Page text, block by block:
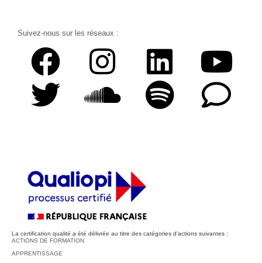
Suivez-nous sur les réseaux :
La certification qualité a été délivrée au titre des catégories d’actions suivantes :
ACTIONS DE FORMATION
APPRENTISSAGE